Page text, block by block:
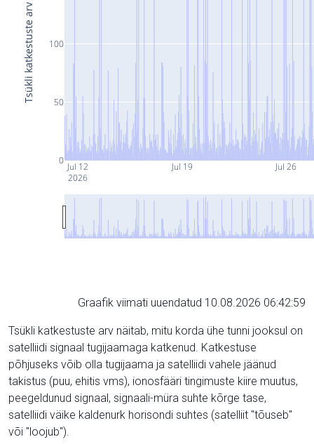
Jul 12
2026
Jul 19 Jul 26
0
50
100
Tsükli katkestuste arv
Graafik viimati uuendatud 10.08.2026 06:42:59
Tsükli katkestuste arv näitab, mitu korda ühe tunni jooksul on
satelliidi signaal tugijaamaga katkenud. Katkestuse
põhjuseks võib olla tugijaama ja satelliidi vahele jäänud
takistus (puu, ehitis vms), ionosfääri tingimuste kiire muutus,
peegeldunud signaal, signaali-müra suhte kõrge tase,
satelliidi väike kaldenurk horisondi suhtes (satelliit "tõuseb"
või "loojub").